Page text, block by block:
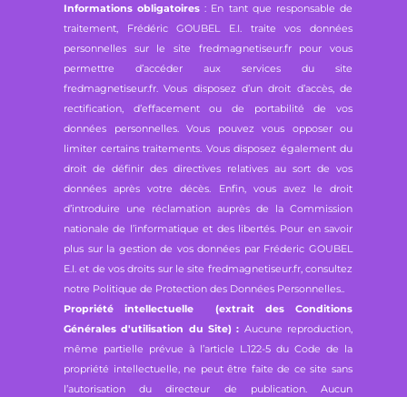
Informations obligatoires : En tant que responsable de
traitement, Frédéric GOUBEL E.I. traite vos données
personnelles sur le site fredmagnetiseur.fr pour vous
permettre d’accéder aux services du site
fredmagnetiseur.fr. Vous disposez d’un droit d’accès, de
rectification, d’effacement ou de portabilité de vos
données personnelles. Vous pouvez vous opposer ou
limiter certains traitements. Vous disposez également du
droit de définir des directives relatives au sort de vos
données après votre décès. Enfin, vous avez le droit
d’introduire une réclamation auprès de la Commission
nationale de l’informatique et des libertés. Pour en savoir
plus sur la gestion de vos données par Fréderic GOUBEL
E.I. et de vos droits sur le site fredmagnetiseur.fr, consultez
notre Politique de Protection des Données Personnelles..
Propriété intellectuelle (extrait des Conditions
Générales d'utilisation du Site) : Aucune reproduction,
même partielle prévue à l’article L.122-5 du Code de la
propriété intellectuelle, ne peut être faite de ce site sans
l’autorisation du directeur de publication. Aucun